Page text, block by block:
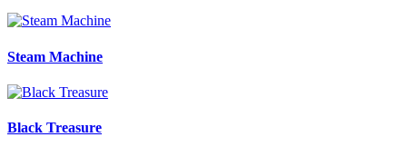
Steam Machine
Black Treasure